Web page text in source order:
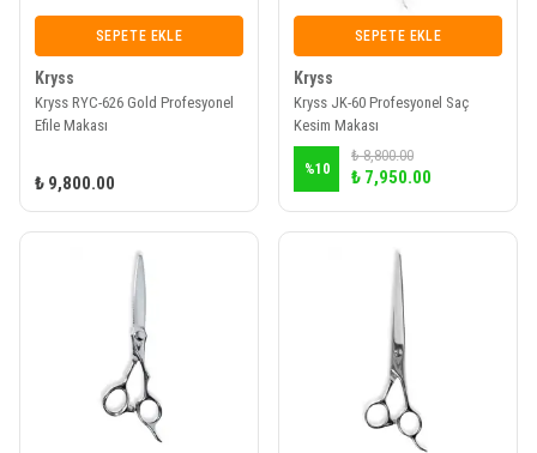
SEPETE EKLE
Kryss
Kryss RYC-626 Gold Profesyonel
Efile Makası
₺ 9,800.00
SEPETE EKLE
Kryss
Kryss JK-60 Profesyonel Saç
Kesim Makası
%10
₺ 8,800.00
₺ 7,950.00